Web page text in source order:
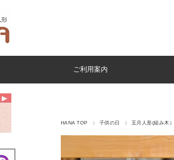
ご利用案内
HANA TOP 子供の日 五月人形(組み木）